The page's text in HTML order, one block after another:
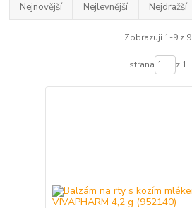
Nejnovější Nejlevnější Nejdražší
Zobrazuji 1-9 z 9
strana z 1